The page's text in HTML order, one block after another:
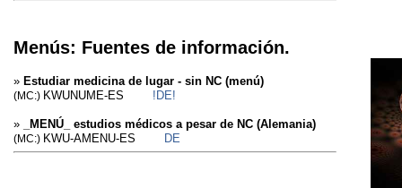
Menús: Fuentes de información.
» Estudiar medicina de lugar - sin NC (menú)
(MC:) KWUNUME-ES !DE!
» _MENÚ_ estudios médicos a pesar de NC (Alemania)
(MC:) KWU-AMENU-ES DE